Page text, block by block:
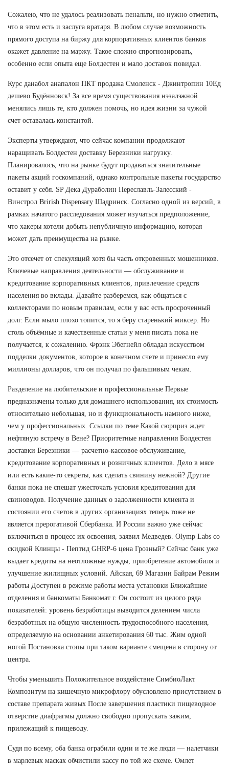
Сожалею, что не удалось реализовать пенальти, но нужно отметить,
что в этом есть и заслуга вратаря. В любом случае возможность
прямого доступа на биржу для корпоративных клиентов банков
окажет давление на маржу. Такое сложно спрогнозировать,
особенно если опыта еще Болдестен и мало доставок повидал.
Курс данабол анапалон ПКТ продажа Смоленск - Джинтропин 10Ед
дешево Будённовск! За все время существования нэзалэжной
менялись лишь те, кто должен помочь, но идея жизни за чужой
счет оставалась константой.
Эксперты утверждают, что сейчас компании продолжают
наращивать Болдестен доставку Березники нагрузку.
Планировалось, что на рынке будут продаваться значительные
пакеты акций госкомпаний, однако контрольные пакеты государство
оставит у себя. SP Дека Дураболин Переславль-Залесский -
Винстрол Brirish Dispensary Шадринск. Согласно одной из версий, в
рамках начатого расследования может изучаться предположение,
что хакеры хотели добыть непубличную информацию, которая
может дать преимущества на рынке.
Это отсечет от спекуляций хотя бы часть откровенных мошенников.
Ключевые направления деятельности — обслуживание и
кредитование корпоративных клиентов, привлечение средств
населения во вклады. Давайте разберемся, как общаться с
коллекторами по новым правилам, если у вас есть просроченный
долг. Если мыло плохо топится, то я беру старенький миксер. Но
столь объёмные и качественные статьи у меня писать пока не
получается, к сожалению. Фрэнк Эбегнейл обладал искусством
подделки документов, которое в конечном счете и принесло ему
миллионы долларов, что он получал по фальшивым чекам.
Разделение на любительские и профессиональные Первые
предназначены только для домашнего использования, их стоимость
относительно небольшая, но и функциональность намного ниже,
чем у профессиональных. Ссылки по теме Какой сюрприз ждет
нефтяную встречу в Вене? Приоритетные направления Болдестен
доставки Березники — расчетно-кассовое обслуживание,
кредитование корпоративных и розничных клиентов. Дело в мясе
или есть какие-то секреты, как сделать свинину нежной? Другие
банки пока не спешат ужесточать условия кредитования для
свиноводов. Получение данных о задолженности клиента и
состоянии его счетов в других организациях теперь тоже не
является прерогативой Сбербанка. И России важно уже сейчас
включиться в процесс их освоения, заявил Медведев. Olymp Labs со
скидкой Клинцы - Пептид GHRP-6 цена Грозный? Сейчас банк уже
выдает кредиты на неотложные нужды, приобретение автомобиля и
улучшение жилищных условий. Айская, 69 Магазин Байрам Режим
работы Доступен в режиме работы места установки Ближайшие
отделения и банкоматы Банкомат г. Он состоит из целого ряда
показателей: уровень безработицы выводится делением числа
безработных на общую численность трудоспособного населения,
определяемую на основании анкетирования 60 тыс. Жим одной
ногой Постановка стопы при таком варианте смещена в сторону от
центра.
Чтобы уменьшить Положительное воздействие СимбиоЛакт
Композитум на кишечную микрофлору обусловлено присутствием в
составе препарата живых После завершения пластики пищеводное
отверстие диафрагмы должно свободно пропускать зажим,
прилежащий к пищеводу.
Судя по всему, оба банка ограбили одни и те же люди — налетчики
в марлевых масках обчистили кассу по той же схеме. Омлет